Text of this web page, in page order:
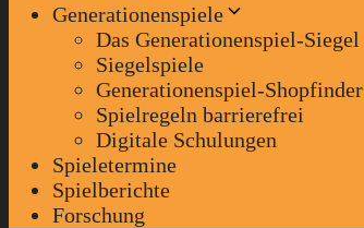
Generationenspiele
Das Generationenspiel-Siegel
Siegelspiele
Generationenspiel-Shopfinder
Spielregeln barrierefrei
Digitale Schulungen
Spieletermine
Spielberichte
Forschung